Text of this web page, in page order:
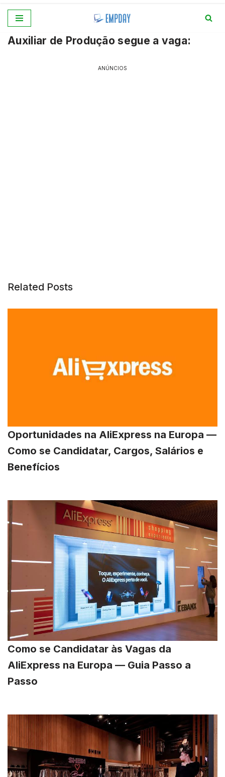
para
Auxiliar de Produção segue a vaga:
ANÚNCIOS
Related Posts
Oportunidades na AliExpress na Europa —
Como se Candidatar, Cargos, Salários e
Benefícios
Como se Candidatar às Vagas da
AliExpress na Europa — Guia Passo a
Passo